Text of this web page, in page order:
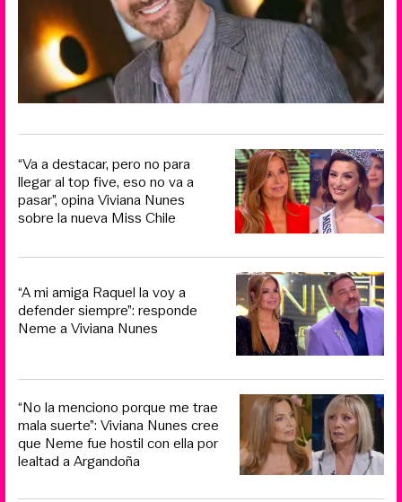
“Va a destacar, pero no para
llegar al top five, eso no va a
pasar”, opina Viviana Nunes
sobre la nueva Miss Chile
“A mi amiga Raquel la voy a
defender siempre”: responde
Neme a Viviana Nunes
“No la menciono porque me trae
mala suerte”: Viviana Nunes cree
que Neme fue hostil con ella por
lealtad a Argandoña